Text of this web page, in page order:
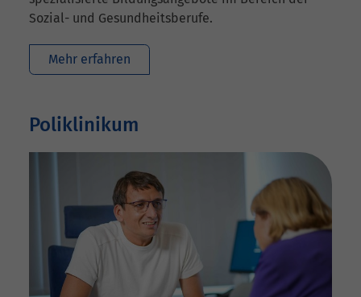
Sozial- und Gesundheitsberufe.
Mehr erfahren
Poliklinikum